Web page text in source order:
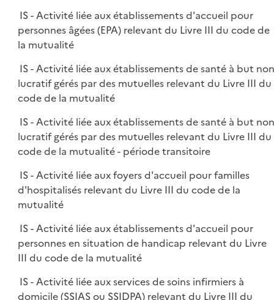
IS - Activité liée aux établissements d'accueil pour
personnes âgées (EPA) relevant du Livre III du code de
la mutualité
IS - Activité liée aux établissements de santé à but
lucratif gérés par des mutuelles relevant du Livre III du
code de la mutualité
IS - Activité liée aux établissements de santé à but
lucratif gérés par des mutuelles relevant du Livre III du
code de la mutualité - période transitoire
IS - Activité liée aux foyers d'accueil pour familles
d'hospitalisés relevant du Livre III du code de la
mutualité
IS - Activité liée aux établissements d'accueil pour
personnes en situation de handicap relevant du Livre
III du code de la mutualité
IS - Activité liée aux services de soins infirmiers à
domicile (SSIAS ou SSIDPA) relevant du Livre III du